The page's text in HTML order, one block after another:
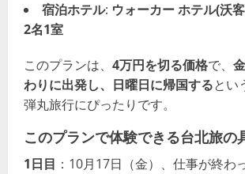
宿泊ホテル: ウォーカー ホテル(沃
2名1室
このプランは、 4万円を切る価格で、
わりに出発し、日曜日に帰国するとい
弾丸旅行にぴったりです。
このプランで体験できる台北旅の
1日目 ：10月17日（金）、仕事が終わ